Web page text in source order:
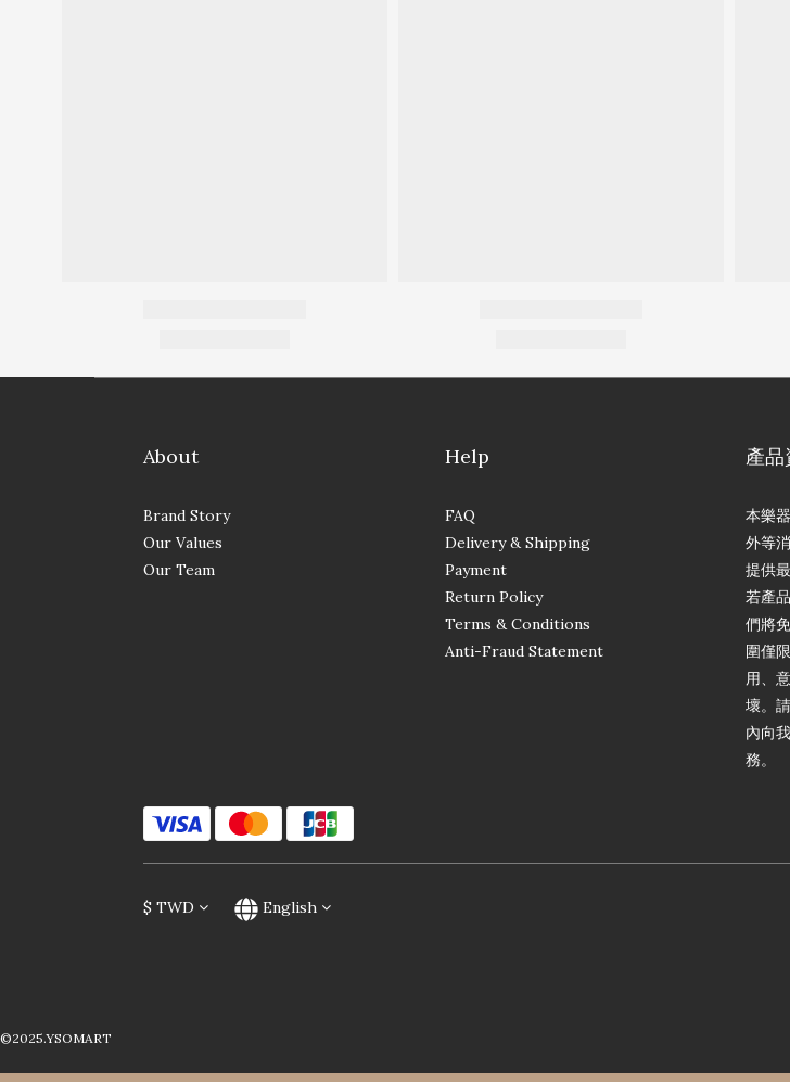
About
Brand Story
Our Values
Our Team
Help
FAQ
Delivery & Shipping
Payment
Return Policy
Terms & Conditions
Anti-Fraud Statement
產品
本樂
外等
提供
若產
們將
圍僅
用、
壞。
內向
務。
$ TWD English
©2025.YSOMART